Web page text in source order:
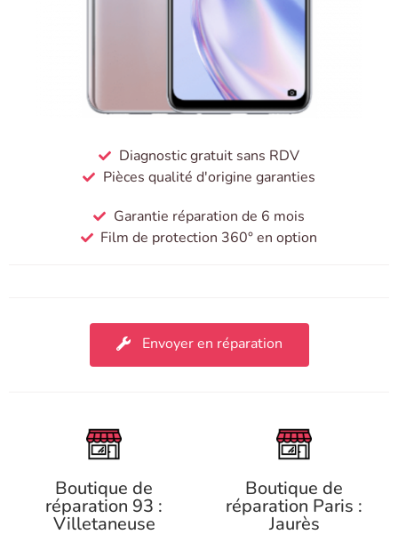
Diagnostic gratuit sans RDV
Pièces qualité d'origine garanties
Garantie réparation de 6 mois
Film de protection 360° en option
Envoyer en réparation
Boutique de
réparation 93 :
Villetaneuse
Boutique de
réparation Paris :
Jaurès